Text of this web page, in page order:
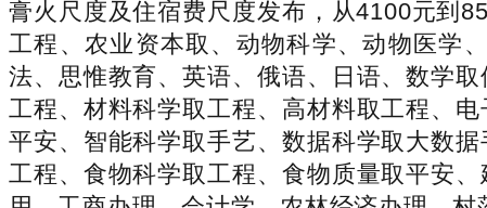
膏火尺度及住宿费尺度发布，从4100元到
工程、农业资本取、动物科学、动物医学
法、思惟教育、英语、俄语、日语、数学
工程、材料科学取工程、高材料取工程、
平安、智能科学取手艺、数据科学取大数
工程、食物科学取工程、食物质量取平安